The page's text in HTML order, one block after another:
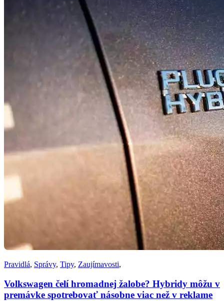
Pravidlá, Správy, Tipy, Zaujímavosti,
Volkswagen čelí hromadnej žalobe? Hybridy môžu v
premávke spotrebovať násobne viac než v reklame